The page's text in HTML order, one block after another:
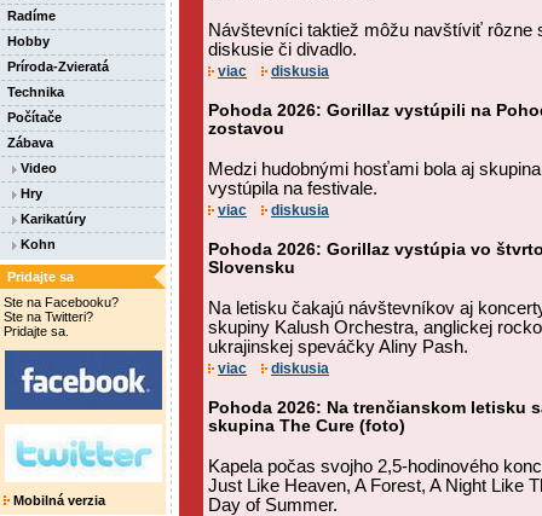
Radíme
Hobby
Príroda-Zvieratá
Technika
Počítače
Zábava
Video
Hry
Karikatúry
Kohn
Pridajte sa
Ste na Facebooku?
Ste na Twitteri?
Pridajte sa.
Mobilná verzia
Návštevníci taktiež môžu navštíviť rôzne
diskusie či divadlo.
viac diskusia
Pohoda 2026: Gorillaz vystúpili na
zostavou
Medzi hudobnými hosťami bola aj
vystúpila na festivale.
viac diskusia
Pohoda 2026: Gorillaz vystúpia vo
Slovensku
Na letisku čakajú návštevníkov aj
skupiny Kalush Orchestra, anglickej
ukrajinskej speváčky Aliny Pash.
viac diskusia
Pohoda 2026: Na trenčianskom letisku
skupina The Cure (foto)
Kapela počas svojho 2,5-hodinového
Just Like Heaven, A Forest, A Night Like
Day of Summer.